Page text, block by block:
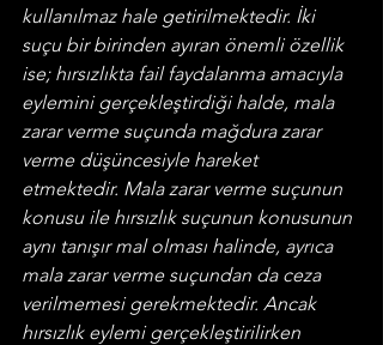
kullanılmaz hale getirilmektedir. İki
suçu bir birinden ayıran önemli özellik
ise; hırsızlıkta fail faydalanma amacıyla
eylemini gerçekleştirdiği halde, mala
zarar verme suçunda mağdura zarar
verme düşüncesiyle hareket
etmektedir. Mala zarar verme suçunun
konusu ile hırsızlık suçunun konusunun
aynı tanışır mal olması halinde, ayrıca
mala zarar verme suçundan da ceza
verilmemesi gerekmektedir. Ancak
hırsızlık eylemi gerçekleştirilirken